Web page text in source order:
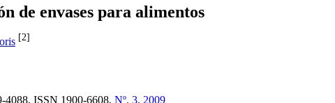
de envases para alimentos
[2]
4088, ISSN 1900-6608, Nº. 3, 2009